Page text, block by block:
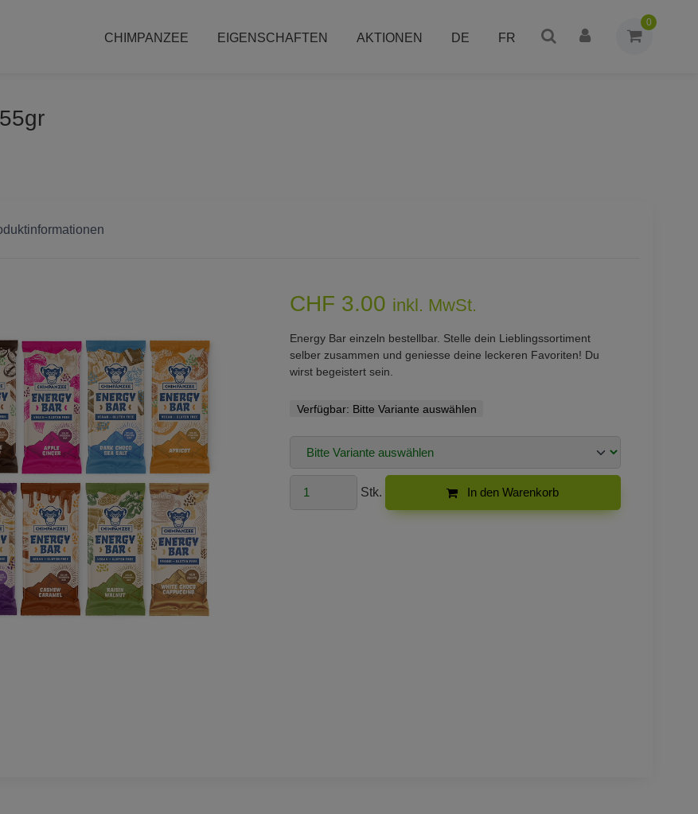
0
CHIMPANZEE EIGENSCHAFTEN AKTIONEN DE FR
CHF 3.00 inkl. MwSt.
Energy Bar einzeln bestellbar. Stelle dein Lieblingssortiment
selber zusammen und geniesse deine leckeren Favoriten! Du
wirst begeistert sein.
Verfügbar: Bitte Variante auswählen
Stk. In den Warenkorb